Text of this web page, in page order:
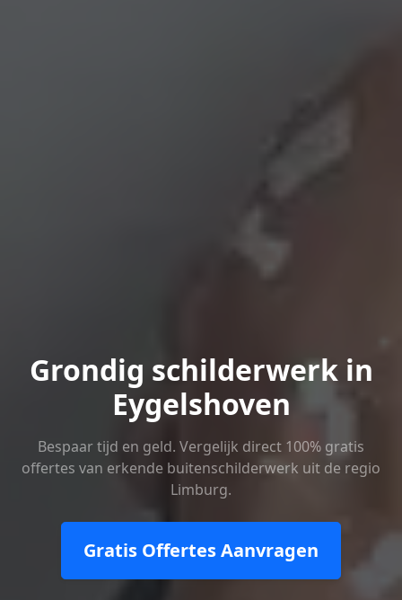
Grondig schilderwerk in
Eygelshoven
Bespaar tijd en geld. Vergelijk direct 100% gratis
offertes van erkende buitenschilderwerk uit de regio
Limburg.
Gratis Offertes Aanvragen